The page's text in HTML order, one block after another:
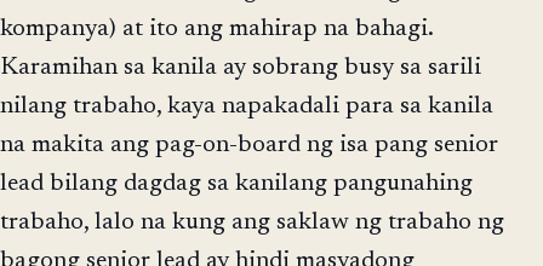
kompanya) at ito ang mahirap na bahagi.
Karamihan sa kanila ay sobrang busy sa sarili
nilang trabaho, kaya napakadali para sa kanila
na makita ang pag-on-board ng isa pang senior
lead bilang dagdag sa kanilang pangunahing
trabaho, lalo na kung ang saklaw ng trabaho ng